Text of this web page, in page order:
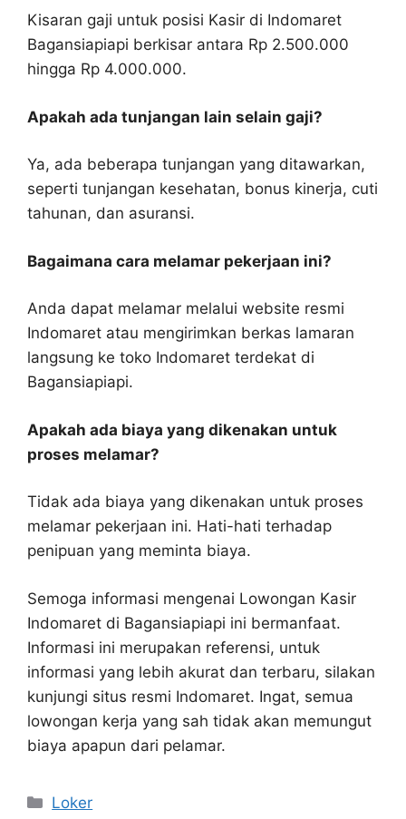
Kisaran gaji untuk posisi Kasir di Indomaret
Bagansiapiapi berkisar antara Rp 2.500.000
hingga Rp 4.000.000.
Apakah ada tunjangan lain selain gaji?
Ya, ada beberapa tunjangan yang ditawarkan,
seperti tunjangan kesehatan, bonus kinerja, cuti
tahunan, dan asuransi.
Bagaimana cara melamar pekerjaan ini?
Anda dapat melamar melalui website resmi
Indomaret atau mengirimkan berkas lamaran
langsung ke toko Indomaret terdekat di
Bagansiapiapi.
Apakah ada biaya yang dikenakan untuk
proses melamar?
Tidak ada biaya yang dikenakan untuk proses
melamar pekerjaan ini. Hati-hati terhadap
penipuan yang meminta biaya.
Semoga informasi mengenai Lowongan Kasir
Indomaret di Bagansiapiapi ini bermanfaat.
Informasi ini merupakan referensi, untuk
informasi yang lebih akurat dan terbaru, silakan
kunjungi situs resmi Indomaret. Ingat, semua
lowongan kerja yang sah tidak akan memungut
biaya apapun dari pelamar.
Kategori
Loker